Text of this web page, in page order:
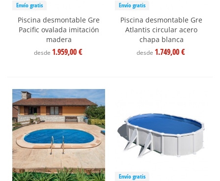
Envío gratis
Piscina desmontable Gre
Pacific ovalada imitación
madera
desde 1.959,00 €
Envío gratis
Piscina desmontable Gre
Atlantis circular acero
chapa blanca
desde 1.749,00 €
Envío gratis